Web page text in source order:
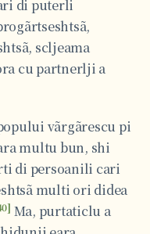
di puterli
scljeama
cu partnerlji a
vãrgãrescu pi
multu bun, shi
di persoanili cari
multi ori didea
Ma, purtaticlu a